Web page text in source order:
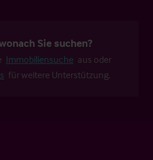
Sie suchen?
Immobiliensuche aus oder
für weitere Unterstützung.